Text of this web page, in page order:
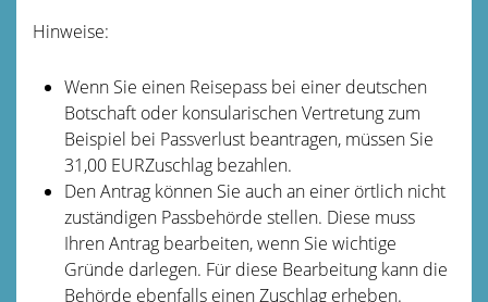
Hinweise:
Wenn Sie einen Reisepass bei einer deutschen
Botschaft oder konsularischen Vertretung zum
Beispiel bei Passverlust beantragen, müssen Sie
31,00 EURZuschlag bezahlen.
Den Antrag können Sie auch an einer örtlich nicht
zuständigen Passbehörde stellen. Diese muss
Ihren Antrag bearbeiten, wenn Sie wichtige
Gründe darlegen. Für diese Bearbeitung kann die
Behörde ebenfalls einen Zuschlag erheben.